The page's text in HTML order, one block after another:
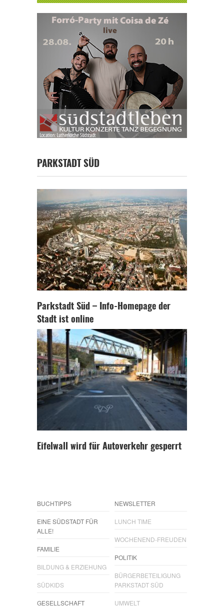
PARKSTADT SÜD
Parkstadt Süd – Info-Homepage der
Stadt ist online
Eifelwall wird für Autoverkehr gesperrt
BUCHTIPPS
EINE SÜDSTADT FÜR
ALLE!
FAMILIE
BILDUNG & ERZIEHUNG
SÜDKIDS
GESELLSCHAFT
NEWSLETTER
LUNCH TIME
WOCHENEND-FREUDEN
POLITIK
BÜRGERBETEILIGUNG
PARKSTADT SÜD
UMWELT